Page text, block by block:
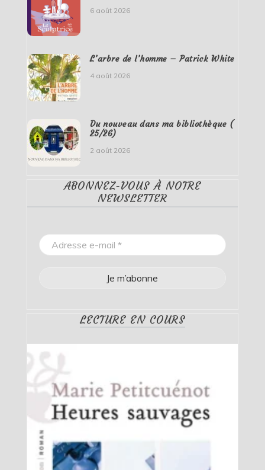
6 août 2026
L’arbre de l’homme – Patrick White
4 août 2026
Du nouveau dans ma bibliothèque (
25/26)
2 août 2026
ABONNEZ-VOUS À NOTRE
NEWSLETTER
LECTURE EN COURS